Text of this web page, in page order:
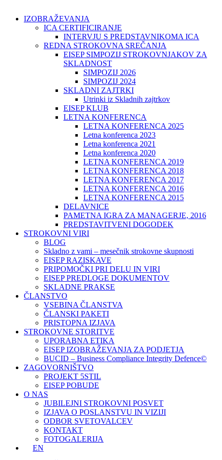
IZOBRAŽEVANJA
ICA CERTIFICIRANJE
INTERVJU S PREDSTAVNIKOMA ICA
REDNA STROKOVNA SREČANJA
EISEP SIMPOZIJ STROKOVNJAKOV ZA
SKLADNOST
SIMPOZIJ 2026
SIMPOZIJ 2024
SKLADNI ZAJTRKI
Utrinki iz Skladnih zajtrkov
EISEP KLUB
LETNA KONFERENCA
LETNA KONFERENCA 2025
Letna konferenca 2023
Letna konferenca 2021
Letna konferenca 2020
LETNA KONFERENCA 2019
LETNA KONFERENCA 2018
LETNA KONFERENCA 2017
LETNA KONFERENCA 2016
LETNA KONFERENCA 2015
DELAVNICE
PAMETNA IGRA ZA MANAGERJE, 2016
PREDSTAVITVENI DOGODEK
STROKOVNI VIRI
BLOG
Skladno z vami – mesečnik strokovne skupnosti
EISEP RAZISKAVE
PRIPOMOČKI PRI DELU IN VIRI
EISEP PREDLOGE DOKUMENTOV
SKLADNE PRAKSE
ČLANSTVO
VSEBINA ČLANSTVA
ČLANSKI PAKETI
PRISTOPNA IZJAVA
STROKOVNE STORITVE
UPORABNA ETIKA
EISEP IZOBRAŽEVANJA ZA PODJETJA
BUCID – Business Compliance Integrity Defence©
ZAGOVORNIŠTVO
PROJEKT 5STIL
EISEP POBUDE
O NAS
JUBILEJNI STROKOVNI POSVET
IZJAVA O POSLANSTVU IN VIZIJI
ODBOR SVETOVALCEV
KONTAKT
FOTOGALERIJA
EN